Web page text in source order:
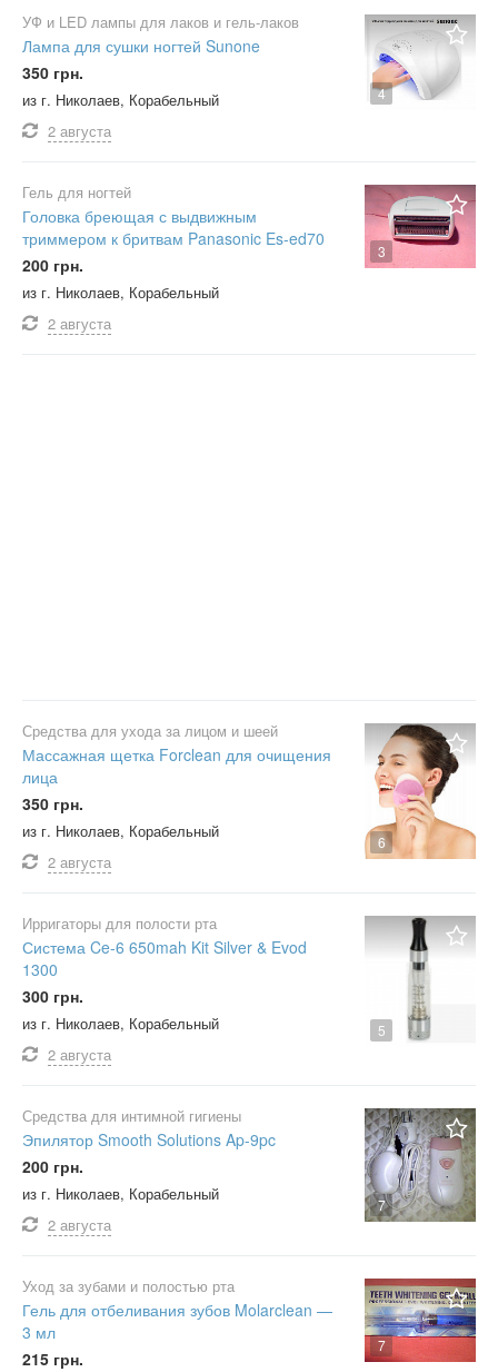
4
УФ и LED лампы для лаков и гель-лаков
Лампа для сушки ногтей Sunone
350 грн.
из г. Николаев, Корабельный
2 августа
3
Гель для ногтей
Головка бреющая с выдвижным
триммером к бритвам Panasonic Es-ed70
200 грн.
из г. Николаев, Корабельный
2 августа
6
Средства для ухода за лицом и шеей
Массажная щетка Forclean для очищения
лица
350 грн.
из г. Николаев, Корабельный
2 августа
5
Ирригаторы для полости рта
Система Ce-6 650mah Kit Silver & Evod
1300
300 грн.
из г. Николаев, Корабельный
2 августа
7
Средства для интимной гигиены
Эпилятор Smooth Solutions Ap-9pc
200 грн.
из г. Николаев, Корабельный
2 августа
7
Уход за зубами и полостью рта
Гель для отбеливания зубов Molarclean —
3 мл
215 грн.